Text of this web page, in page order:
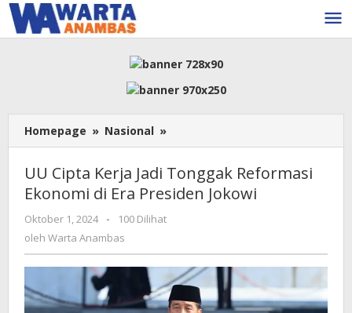
Lewati
ke
konten
Homepage » Nasional »
Cipta
Jadi
Tonggak
Presiden
Jokowi
UU Cipta Kerja Jadi Tonggak Reformasi
Ekonomi di Era Presiden Jokowi
Oktober 1, 2024
oleh
Warta
-
100 Dilihat
oleh Warta Anambas